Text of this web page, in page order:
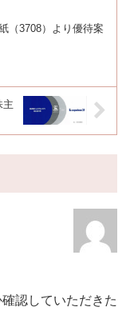
（3708）より優待案
主
認していただきた